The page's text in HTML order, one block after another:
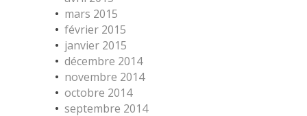
mars 2015
février 2015
janvier 2015
décembre 2014
novembre 2014
octobre 2014
septembre 2014